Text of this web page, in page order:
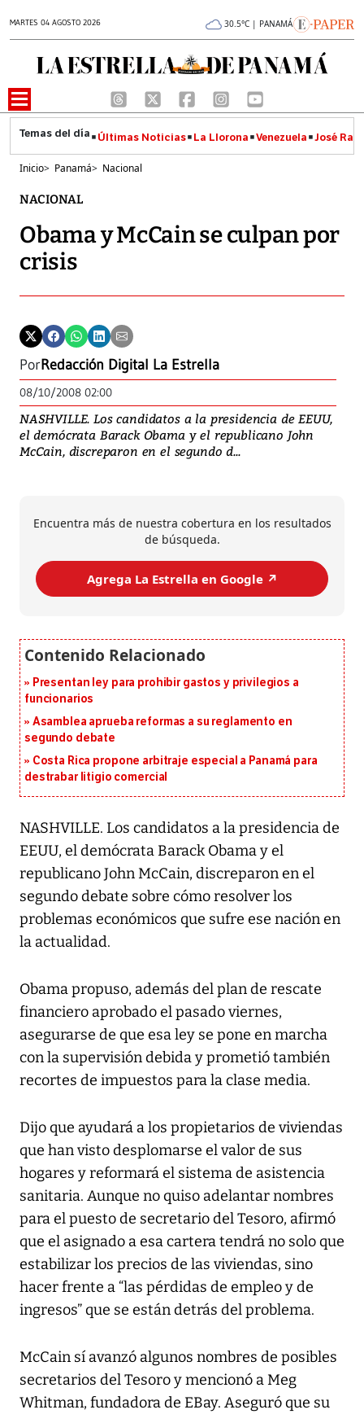
MARTES 04 AGOSTO 2026 30.5°C | PANAMÁ
Últimas Noticias La Llorona Venezuela José
Inicio> Panamá> Nacional
NACIONAL
Obama y McCain se culpan por
crisis
PorRedacción Digital La Estrella
08/10/2008 02:00
NASHVILLE. Los candidatos a la presidencia de EEUU,
el demócrata Barack Obama y el republicano John
McCain, discreparon en el segundo d...
Encuentra más de nuestra cobertura en los resultados
de búsqueda.
Agrega La Estrella en Google ↗️
Presentan ley para prohibir gastos y privilegios a
funcionarios
Asamblea aprueba reformas a su reglamento en
segundo debate
Costa Rica propone arbitraje especial a Panamá para
destrabar litigio comercial
NASHVILLE. Los candidatos a la presidencia de
EEUU, el demócrata Barack Obama y el
republicano John McCain, discreparon en el
segundo debate sobre cómo resolver los
problemas económicos que sufre ese nación en
la actualidad.
Obama propuso, además del plan de rescate
financiero aprobado el pasado viernes,
asegurarse de que esa ley se pone en marcha
con la supervisión debida y prometió también
recortes de impuestos para la clase media.
Dijo que ayudará a los propietarios de viviendas
que han visto desplomarse el valor de sus
hogares y reformará el sistema de asistencia
sanitaria. Aunque no quiso adelantar nombres
para el puesto de secretario del Tesoro, afirmó
que el asignado a esa cartera tendrá no solo que
estabilizar los precios de las viviendas, sino
hacer frente a “las pérdidas de empleo y de
ingresos” que se están detrás del problema.
McCain sí avanzó algunos nombres de posibles
secretarios del Tesoro y mencionó a Meg
Whitman, fundadora de EBay. Aseguró que su